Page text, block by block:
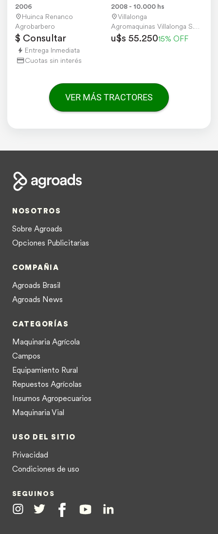
2006
Huinca Renanco
Agrobarbero
$ Consultar
Entrega Inmediata
Cuotas sin interés
2008 - 10.000 hs
Villalonga
Agromaquinas Villalonga S.R.L.
u$s 55.25015% OFF
VER MÁS TRACTORES
NOSOTROS
Sobre Agroads
Opciones Publicitarias
COMPAÑIA
Agroads Brasil
Agroads News
CATEGORÍAS
Maquinaria Agrícola
Campos
Equipamiento Rural
Repuestos Agrícolas
Insumos Agropecuarios
Maquinaria Vial
USO DEL SITIO
Privacidad
Condiciones de uso
SEGUINOS
InstagramTwitter FacebookYoutubeLinkedin